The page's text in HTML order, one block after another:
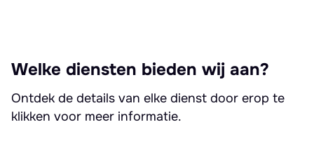
Welke diensten bieden wij aan?
Ontdek de details van elke dienst door erop te
klikken voor meer informatie.